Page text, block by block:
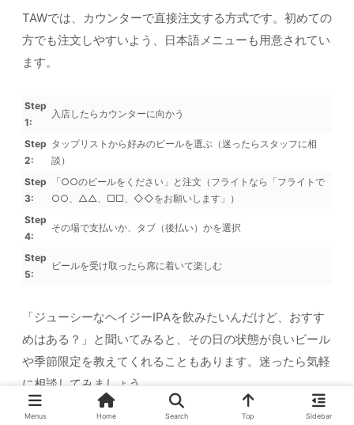
TAWでは、カウンターで直接注文する方式です。初めての
方でも注文しやすいよう、日本語メニューも用意されてい
ます。
Step
1:
入店したらカウンターに向かう
Step
2:
タップリストから好みのビールを選ぶ（迷ったらスタッフに相
談）
Step
3:
「○○のビールをください」と注文（フライトなら「フライトで
○○、△△、□□、◇◇をお願いします」）
Step
4:
その場で支払いか、タブ（後払い）かを選択
Step
5:
ビールを受け取ったら席に着いて楽しむ
「ジューシーなヘイジーIPAを飲みたいんだけど、おすす
めはある？」と聞いてみると、その日の状態が良いビール
や季節限定を教えてくれることもあります。迷ったら気軽
に相談してみましょう。
Menus Home Search Top Sidebar